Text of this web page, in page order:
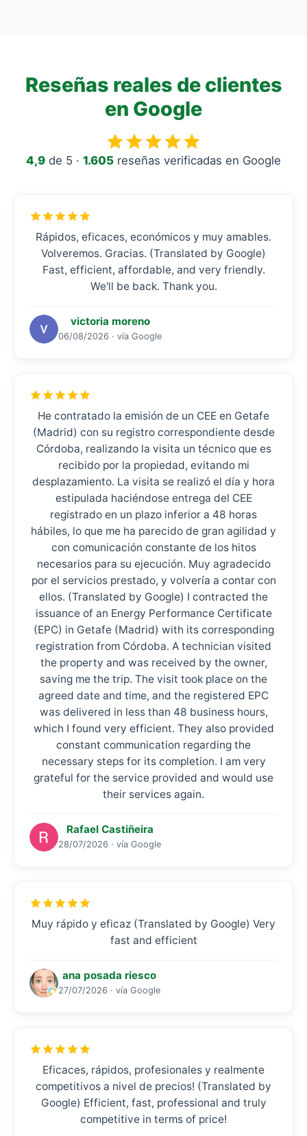
Reseñas reales de clientes
en Google
4,9 de 5 · 1.605 reseñas verificadas en Google
Rápidos, eficaces, económicos y muy amables.
Volveremos. Gracias. (Translated by Google)
Fast, efficient, affordable, and very friendly.
We'll be back. Thank you.
victoria moreno
06/08/2026 · vía Google
He contratado la emisión de un CEE en Getafe
(Madrid) con su registro correspondiente desde
Córdoba, realizando la visita un técnico que es
recibido por la propiedad, evitando mi
desplazamiento. La visita se realizó el día y hora
estipulada haciéndose entrega del CEE
registrado en un plazo inferior a 48 horas
hábiles, lo que me ha parecido de gran agilidad y
con comunicación constante de los hitos
necesarios para su ejecución. Muy agradecido
por el servicios prestado, y volvería a contar con
ellos. (Translated by Google) I contracted the
issuance of an Energy Performance Certificate
(EPC) in Getafe (Madrid) with its corresponding
registration from Córdoba. A technician visited
the property and was received by the owner,
saving me the trip. The visit took place on the
agreed date and time, and the registered EPC
was delivered in less than 48 business hours,
which I found very efficient. They also provided
constant communication regarding the
necessary steps for its completion. I am very
grateful for the service provided and would use
their services again.
Rafael Castiñeira
28/07/2026 · vía Google
Muy rápido y eficaz (Translated by Google) Very
fast and efficient
ana posada riesco
27/07/2026 · vía Google
Eficaces, rápidos, profesionales y realmente
competitivos a nivel de precios! (Translated by
Google) Efficient, fast, professional and truly
competitive in terms of price!